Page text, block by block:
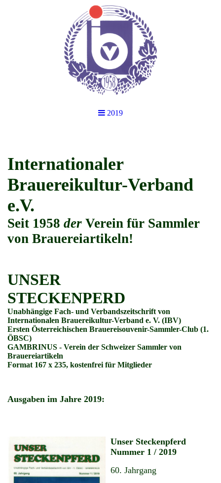
2019
Internationaler
Brauereikultur-Verband
e.V.
Seit 1958 der Verein für Sammler
von Brauereiartikeln!
UNSER
STECKENPERD
Unabhängige Fach- und Verbandszeitschrift von
Internationalen Brauereikultur-Verband e. V. (IBV)
Ersten Österreichischen Brauereisouvenir-Sammler-Club (1.
ÖBSC)
GAMBRINUS - Verein der Schweizer Sammler von
Brauereiartikeln
Format 167 x 235, kostenfrei für Mitglieder
Ausgaben im Jahre 2019:
Unser Steckenpferd
Nummer 1 / 2019
60. Jahrgang